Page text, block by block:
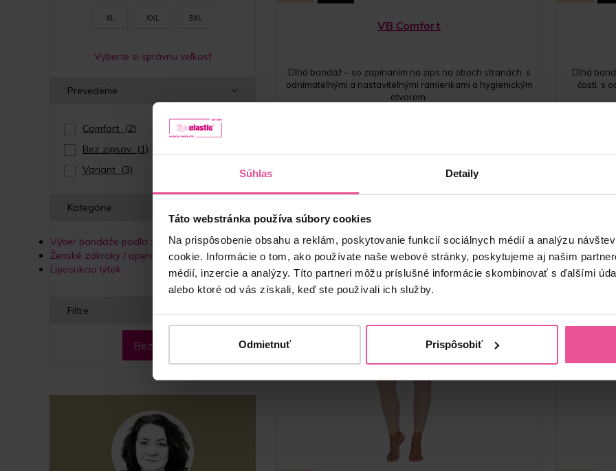
Súhlas Detaily
Táto webstránka používa súbory cookies
Na prispôsobenie obsahu a reklám, poskytovanie funkcií sociálnych médií a analýzu
cookie. Informácie o tom, ako používate naše webové stránky, poskytujeme aj našim
médií, inzercie a analýzy. Títo partneri môžu príslušné informácie skombinovať s ďalšími
alebo ktoré od vás získali, keď ste používali ich služby.
Odmietnuť Prispôsobiť
XL XXL 3XL
Vyberte si správnu veľkosť
Prevedenie
Comfort (2)
Bez zipsov (1)
Variant (3)
Kategórie
Výber bandáže podľa zákroku
Ženské zákroky / operácie
Liposukcia lýtok
Filtre
Bez filtra
VB Comfort
Dlhá bandáž – so zapínaním na zips na oboch stranách, s
odnímateľnými a nastaviteľnými ramienkami a hygienickým
otvorom
Dlhá
časti, s